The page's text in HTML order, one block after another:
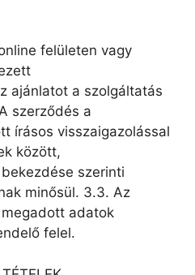
felületen vagy
ajánlatot a szolgáltatás
szerződés a
írásos visszaigazolással
között,
szerinti
minősül. 3.3. Az
adatok
felel.